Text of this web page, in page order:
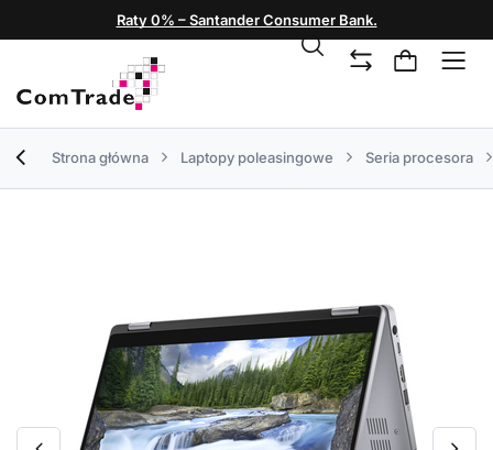
Raty 0% – Santander Consumer Bank.
Strona główna Laptopy poleasingowe Seria procesora